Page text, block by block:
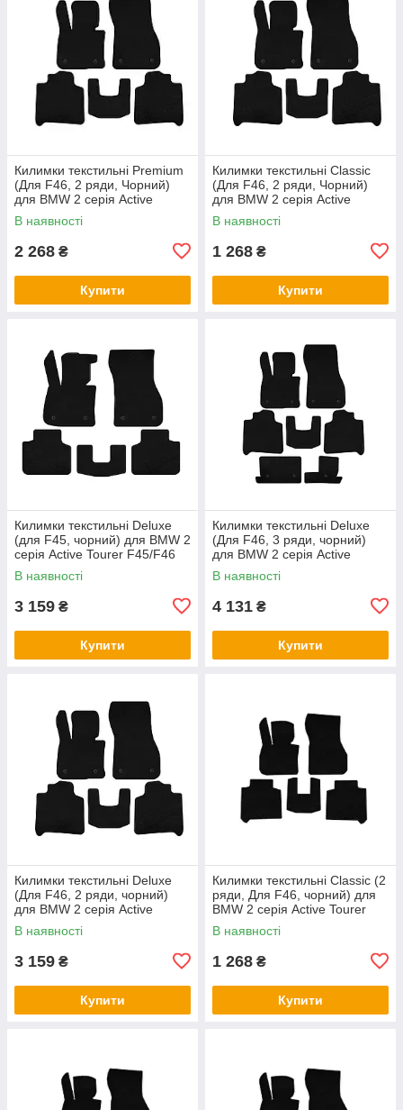
Килимки текстильні Premium
(Для F46, 2 ряди, Чорний)
для BMW 2 серія Active
Tourer F45/F46 2014-2021 рр
В наявності
2 268 ₴
Купити
Килимки текстильні Classic
(Для F46, 2 ряди, Чорний)
для BMW 2 серія Active
Tourer F45/F46 2014-2021 рр
В наявності
1 268 ₴
Купити
Килимки текстильні Deluxe
(для F45, чорний) для BMW 2
серія Active Tourer F45/F46
2014-2021 рр
В наявності
3 159 ₴
Купити
Килимки текстильні Deluxe
(Для F46, 3 ряди, чорний)
для BMW 2 серія Active
Tourer F45/F46 2014-2021 рр
В наявності
4 131 ₴
Купити
Килимки текстильні Deluxe
(Для F46, 2 ряди, чорний)
для BMW 2 серія Active
Tourer F45/F46 2014-2021 рр
В наявності
3 159 ₴
Купити
Килимки текстильні Classic (2
ряди, Для F46, чорний) для
BMW 2 серія Active Tourer
F45/F46 2014-2021 рр
В наявності
1 268 ₴
Купити